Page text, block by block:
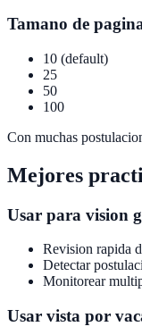
Tamano de
10 (default)
25
50
100
Con muchas
Mejores
Usar para vision
Revision rapida
Detectar
Monitorear
Usar vista por